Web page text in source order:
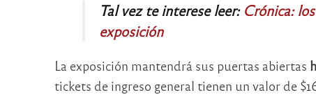
Tal vez te interese leer: Crónica:
exposición
La exposición mantendrá sus puertas abiertas
tickets de ingreso general tienen un valor de